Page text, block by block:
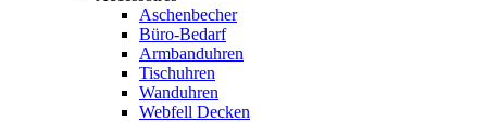
Aschenbecher
Büro-Bedarf
Armbanduhren
Tischuhren
Wanduhren
Webfell Decken